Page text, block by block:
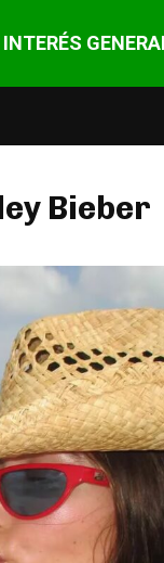
INTERÉS
Bieber